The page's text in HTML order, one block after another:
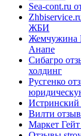
Sea-cont.ru
ЖБИ
Жемчужина
Анапе
Сибагро
холдинг
Русгенко
Вилти
Маркет